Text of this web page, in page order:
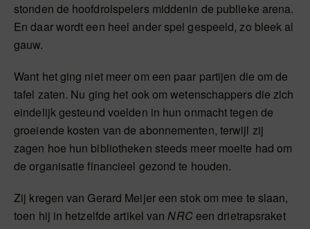
stonden de hoofdrolspelers middenin de publieke arena.
En daar wordt een heel ander spel gespeeld, zo bleek al
gauw.
Want het ging niet meer om een paar partijen die om de
tafel zaten. Nu ging het ook om wetenschappers die zich
eindelijk gesteund voelden in hun onmacht tegen de
groeiende kosten van de abonnementen, terwijl zij
zagen hoe hun bibliotheken steeds meer moeite had om
de organisatie financieel gezond te houden.
Zij kregen van Gerard Meijer een stok om mee te slaan,
toen hij in hetzelfde artikel vanNRCeen drietrapsraket